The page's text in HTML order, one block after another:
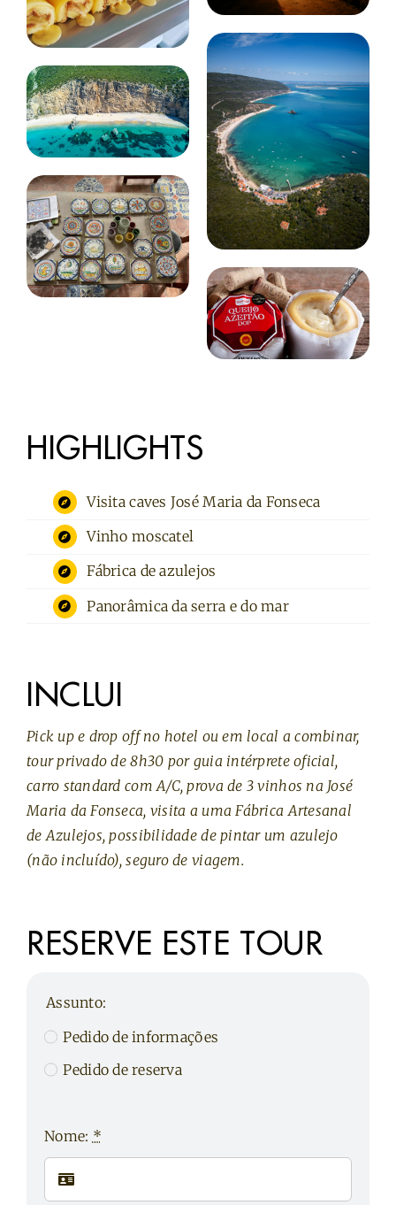
HIGHLIGHTS
Visita caves José Maria da Fonseca
Vinho moscatel
Fábrica de azulejos
Panorâmica da serra e do mar
INCLUI
Pick up e drop off no hotel ou em local a combinar,
tour privado de 8h30 por guia intérprete oficial,
carro standard com A/C, prova de 3 vinhos na José
Maria da Fonseca, visita a uma Fábrica Artesanal
de Azulejos, possibilidade de pintar um azulejo
(não incluído), seguro de viagem.
RESERVE ESTE TOUR
Assunto:
Pedido de informações
Pedido de reserva
Nome: *